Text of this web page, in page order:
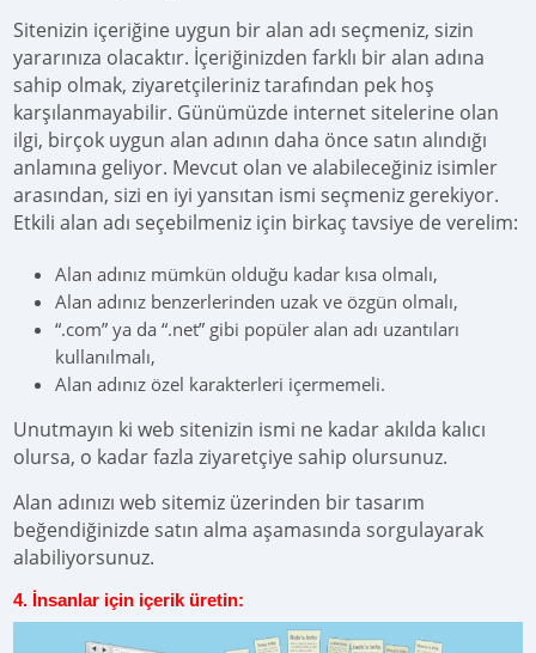
Sitenizin içeriğine uygun bir alan adı seçmeniz, sizin
yararınıza olacaktır. İçeriğinizden farklı bir alan adına
sahip olmak, ziyaretçileriniz tarafından pek hoş
karşılanmayabilir. Günümüzde internet sitelerine olan
ilgi, birçok uygun alan adının daha önce satın alındığı
anlamına geliyor. Mevcut olan ve alabileceğiniz isimler
arasından, sizi en iyi yansıtan ismi seçmeniz gerekiyor.
Etkili alan adı seçebilmeniz için birkaç tavsiye de verelim:
Alan adınız mümkün olduğu kadar kısa olmalı,
Alan adınız benzerlerinden uzak ve özgün olmalı,
“.com” ya da “.net” gibi popüler alan adı uzantıları
kullanılmalı,
Alan adınız özel karakterleri içermemeli.
Unutmayın ki web sitenizin ismi ne kadar akılda kalıcı
olursa, o kadar fazla ziyaretçiye sahip olursunuz.
Alan adınızı web sitemiz üzerinden bir tasarım
beğendiğinizde satın alma aşamasında sorgulayarak
alabiliyorsunuz.
4. İnsanlar için içerik üretin: